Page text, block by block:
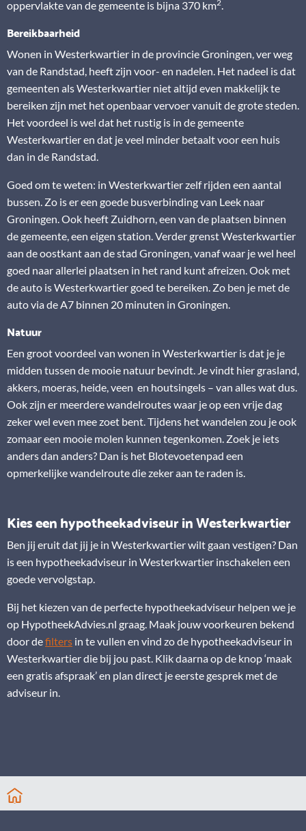
oppervlakte van de gemeente is bijna 370 km2
Bereikbaarheid
Wonen in Westerkwartier in de provincie Groningen, ver weg
van de Randstad, heeft zijn voor- en nadelen. Het nadeel is dat
gemeenten als Westerkwartier niet altijd even makkelijk te
bereiken zijn met het openbaar vervoer vanuit de grote steden.
Het voordeel is wel dat het rustig is in de gemeente
Westerkwartier en dat je veel minder betaalt voor een huis
dan in de Randstad.
Goed om te weten: in Westerkwartier zelf rijden een aantal
bussen. Zo is er een goede busverbinding van Leek naar
Groningen. Ook heeft Zuidhorn, een van de plaatsen binnen
de gemeente, een eigen station. Verder grenst Westerkwartier
aan de oostkant aan de stad Groningen, vanaf waar je wel heel
goed naar allerlei plaatsen in het rand kunt afreizen. Ook met
de auto is Westerkwartier goed te bereiken. Zo ben je met de
auto via de A7 binnen 20 minuten in Groningen.
Natuur
Een groot voordeel van wonen in Westerkwartier is dat je je
midden tussen de mooie natuur bevindt. Je vindt hier grasland,
akkers, moeras, heide, veen en houtsingels – van alles wat dus.
Ook zijn er meerdere wandelroutes waar je op een vrije dag
zeker wel even mee zoet bent. Tijdens het wandelen zou je ook
zomaar een mooie molen kunnen tegenkomen. Zoek je iets
anders dan anders? Dan is het Blotevoetenpad een
opmerkelijke wandelroute die zeker aan te raden is.
Kies een hypotheekadviseur in Westerkwartier
Ben jij eruit dat jij je in Westerkwartier wilt gaan vestigen? Dan
is een hypotheekadviseur in Westerkwartier inschakelen een
goede vervolgstap.
Bij het kiezen van de perfecte hypotheekadviseur helpen we je
op HypotheekAdvies.nl graag. Maak jouw voorkeuren bekend
door defilters in te vullen en vind zo de hypotheekadviseur in
Westerkwartier die bij jou past. Klik daarna op de knop ‘maak
een gratis afspraak’ en plan direct je eerste gesprek met de
adviseur in.